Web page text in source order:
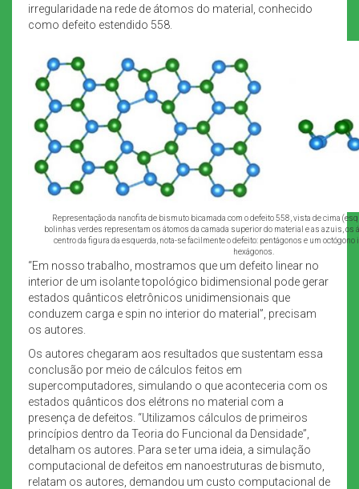
irregularidade na rede de átomos do material, conhecido
como defeito estendido 558.
Representação da nanofita de bismuto bicamada com o defeito 558, vista de cima
bolinhas verdes representam os átomos da camada superior do material e as azuis, os
centro da figura da esquerda, nota-se facilmente o defeito: pentágonos e um octógono
hexágonos.
“Em nosso trabalho, mostramos que um defeito linear no
interior de um isolante topológico bidimensional pode gerar
estados quânticos eletrônicos unidimensionais que
conduzem carga e spin no interior do material”, precisam
os autores.
Os autores chegaram aos resultados que sustentam essa
conclusão por meio de cálculos feitos em
supercomputadores, simulando o que aconteceria com os
estados quânticos dos elétrons no material com a
presença de defeitos. “Utilizamos cálculos de primeiros
princípios dentro da Teoria do Funcional da Densidade”,
detalham os autores. Para se ter uma ideia, a simulação
computacional de defeitos em nanoestruturas de bismuto,
relatam os autores, demandou um custo computacional de